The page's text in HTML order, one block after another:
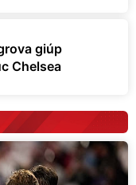
giúp
Chelsea